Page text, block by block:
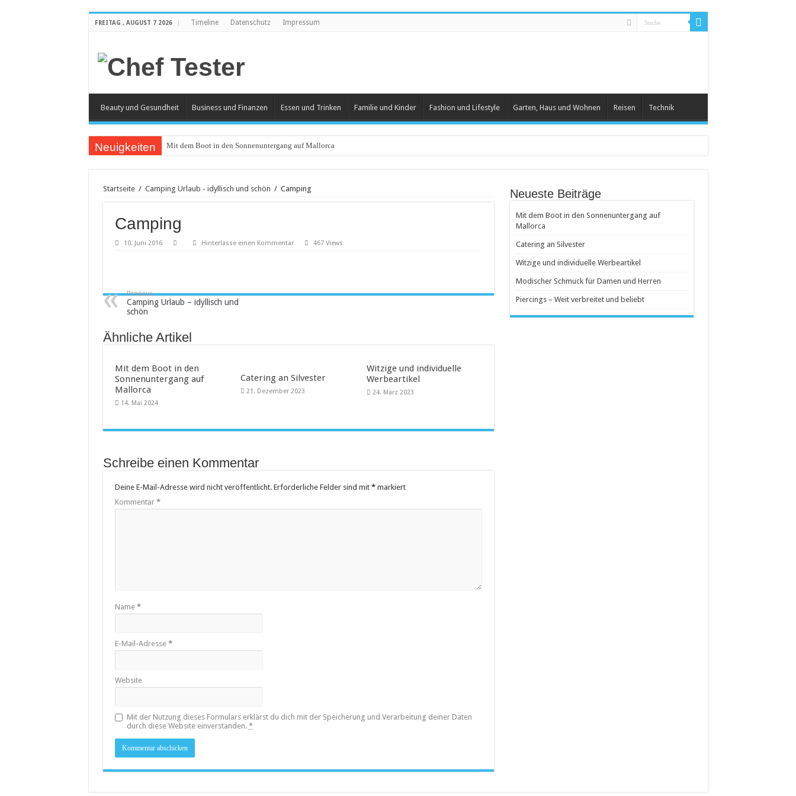
FREITAG , AUGUST 7 2026 Timeline Datenschutz Impressum
Beauty und Gesundheit Business und Finanzen Essen und Trinken Familie und Kinder Fashion und Lifestyle Garten, Haus und Wohnen Reisen Technik
Neuigkeiten Mit dem Boot in den Sonnenuntergang auf Mallorca
Witzige und individuelle Werbeartikel
Piercings – Weit verbreitet und beliebt
Klemmbausteine – beliebt bei Groß und Klein
Masken bedrucken lassen
Startseite / Camping Urlaub - idyllisch und schön / Camping
Camping
10. Juni 2016 Hinterlasse einen Kommentar 467 Views
Previous
Camping Urlaub – idyllisch und
schön
Ähnliche Artikel
Mit dem Boot in den
Sonnenuntergang auf
Mallorca
14. Mai 2024
Catering an Silvester
21. Dezember 2023
Witzige und individuelle
Werbeartikel
24. März 2023
Schreibe einen Kommentar
Deine E-Mail-Adresse wird nicht veröffentlicht. Erforderliche Felder sind mit *markiert
Kommentar *
Name *
E-Mail-Adresse *
Website
Mit der Nutzung dieses Formulars erklärst du dich mit der Speicherung und Verarbeitung deiner Daten
durch diese Website einverstanden. *
Neueste Beiträge
Mit dem Boot in den Sonnenuntergang auf
Mallorca
Catering an Silvester
Witzige und individuelle Werbeartikel
Modischer Schmuck für Damen und Herren
Piercings – Weit verbreitet und beliebt